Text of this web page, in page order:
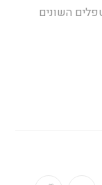
השונים